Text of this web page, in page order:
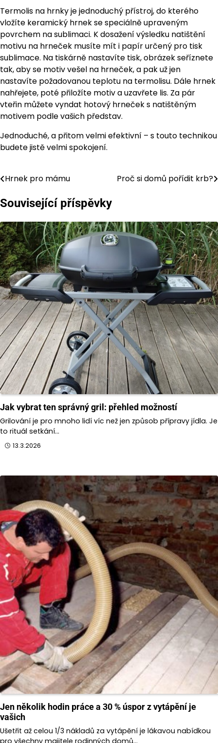
Termolis na hrnky je jednoduchý přístroj, do kterého
vložíte keramický hrnek se speciálně upraveným
povrchem na sublimaci. K dosažení výsledku natištění
motivu na hrneček musíte mít i papír určený pro tisk
sublimace. Na tiskárně nastavíte tisk, obrázek seříznete
tak, aby se motiv vešel na hrneček, a pak už jen
nastavíte požadovanou teplotu na termolisu. Dále hrnek
nahřejete, poté přiložíte motiv a uzavřete lis. Za pár
vteřin můžete vyndat hotový hrneček s natištěným
motivem podle vašich představ.
Jednoduché, a přitom velmi efektivní – s touto technikou
budete jistě velmi spokojení.
Navigace
pro
Hrnek pro mámu Proč si domů pořídit krb?
Související příspěvky
Jak vybrat ten správný gril: přehled možností
Grilování je pro mnoho lidí víc než jen způsob přípravy jídla. Je
to rituál setkání…
13.3.2026
Jen několik hodin práce a 30 % úspor z vytápění je
vašich
Ušetřit až celou 1/3 nákladů za vytápění je lákavou nabídkou